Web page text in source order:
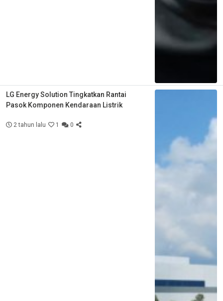
LG Energy Solution Tingkatkan Rantai
Pasok Komponen Kendaraan Listrik
2 tahun lalu 1 0